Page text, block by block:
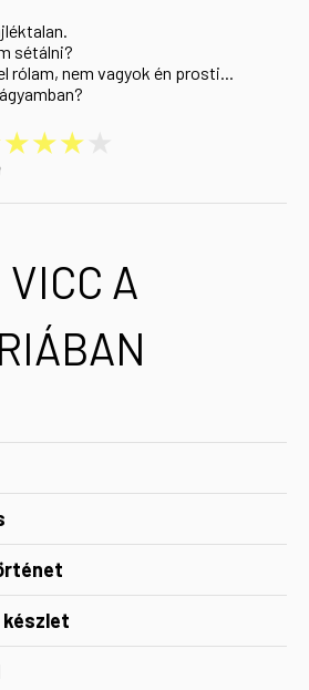
sétálni?
rólam, nem vagyok én prosti...
★
★
★
VICC A
készlet